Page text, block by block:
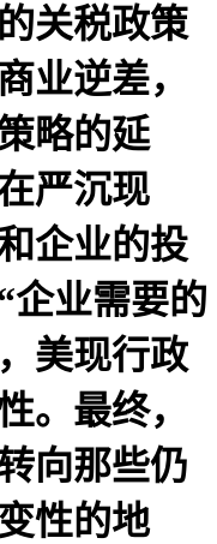
关税政策
业逆差，
略的延
严沉现
企业的投
企业需要的
美现行政
。最终，
向那些仍
性的地